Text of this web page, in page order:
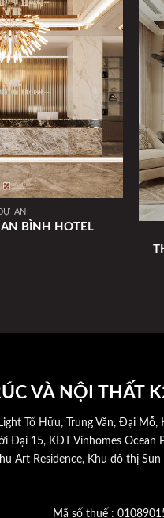
ÁN
AN BÌNH HOTEL
VÀ NỘI THẤT
Tố Hữu, Trung Văn, Đại Mỗ,
15, KĐT Vinhomes Ocean
Art Residence, Khu đô thị
Mã số thuế :